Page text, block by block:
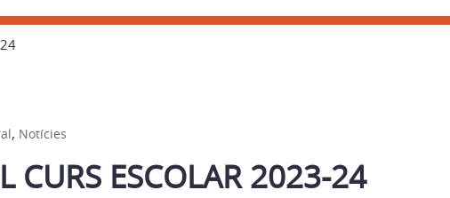
, Notícies
CURS ESCOLAR 2023-24